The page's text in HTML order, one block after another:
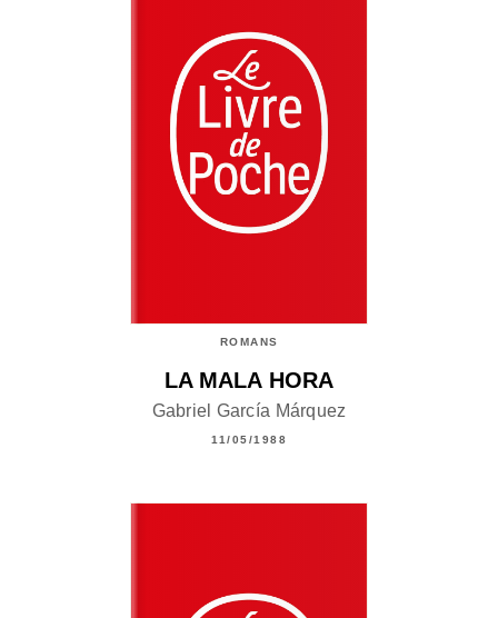
ROMANS
LA MALA HORA
Gabriel García Márquez
11/05/1988